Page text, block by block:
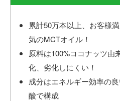
累計50万本以上、お客様
気のMCTオイル！
原料は100%ココナッツ由
化、劣化しにくい！
成分はエネルギー効率の
酸で構成